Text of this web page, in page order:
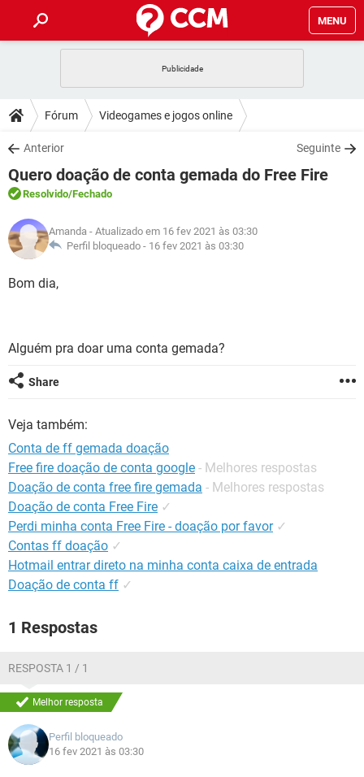
MENU
CELULAR FACEBOOK
OUTLOOK
INSTAGRAM GMAIL
GUIA DE COMPRAS
DICAS
JOGOS WHATSAPP
OUTLOOK
INSTAGRAM
GUIA DE COMPRAS
DOWNLOADS
JOGOS WHATSAPP
CELULAR
OUTLOOK EXCEL
INSTAGRAM
GUIA DE COMPRAS
FÓRUM
JOGOS
CELULAR FACEBOOK
GLOSSÁRIO
JOGOS
CELULAR
INSTAGRAM GMAIL
Fórum Videogames e jogos online
Anterior Seguinte
Quero doação de conta gemada do Free Fire
Resolvido/Fechado
Amanda - Atualizado em 16 fev 2021 às 03:30
Perfil bloqueado - 16 fev 2021 às 03:30
Bom dia,
Alguém pra doar uma conta gemada?
Share
Veja também:
Conta de ff gemada doação
Free fire doação de conta google - Melhores respostas
Doação de conta free fire gemada - Melhores respostas
Doação de conta Free Fire ✓
Perdi minha conta Free Fire - doação por favor ✓
Contas ff doação ✓
Hotmail entrar direto na minha conta caixa de entrada
Doação de conta ff ✓
1 Respostas
RESPOSTA 1 / 1
Melhor resposta
Perfil bloqueado
16 fev 2021 às 03:30